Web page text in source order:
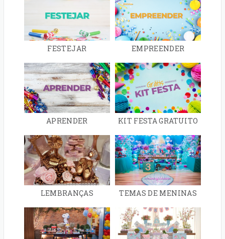
FESTEJAR EMPREENDER
APRENDER KIT FESTA GRATUITO
LEMBRANÇAS TEMAS DE MENINAS